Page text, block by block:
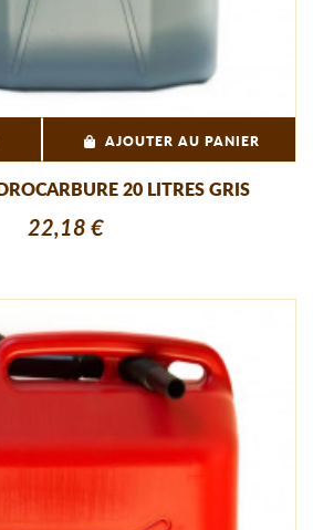
AJOUTER AU PANIER
20 LITRES GRIS
22,18 €